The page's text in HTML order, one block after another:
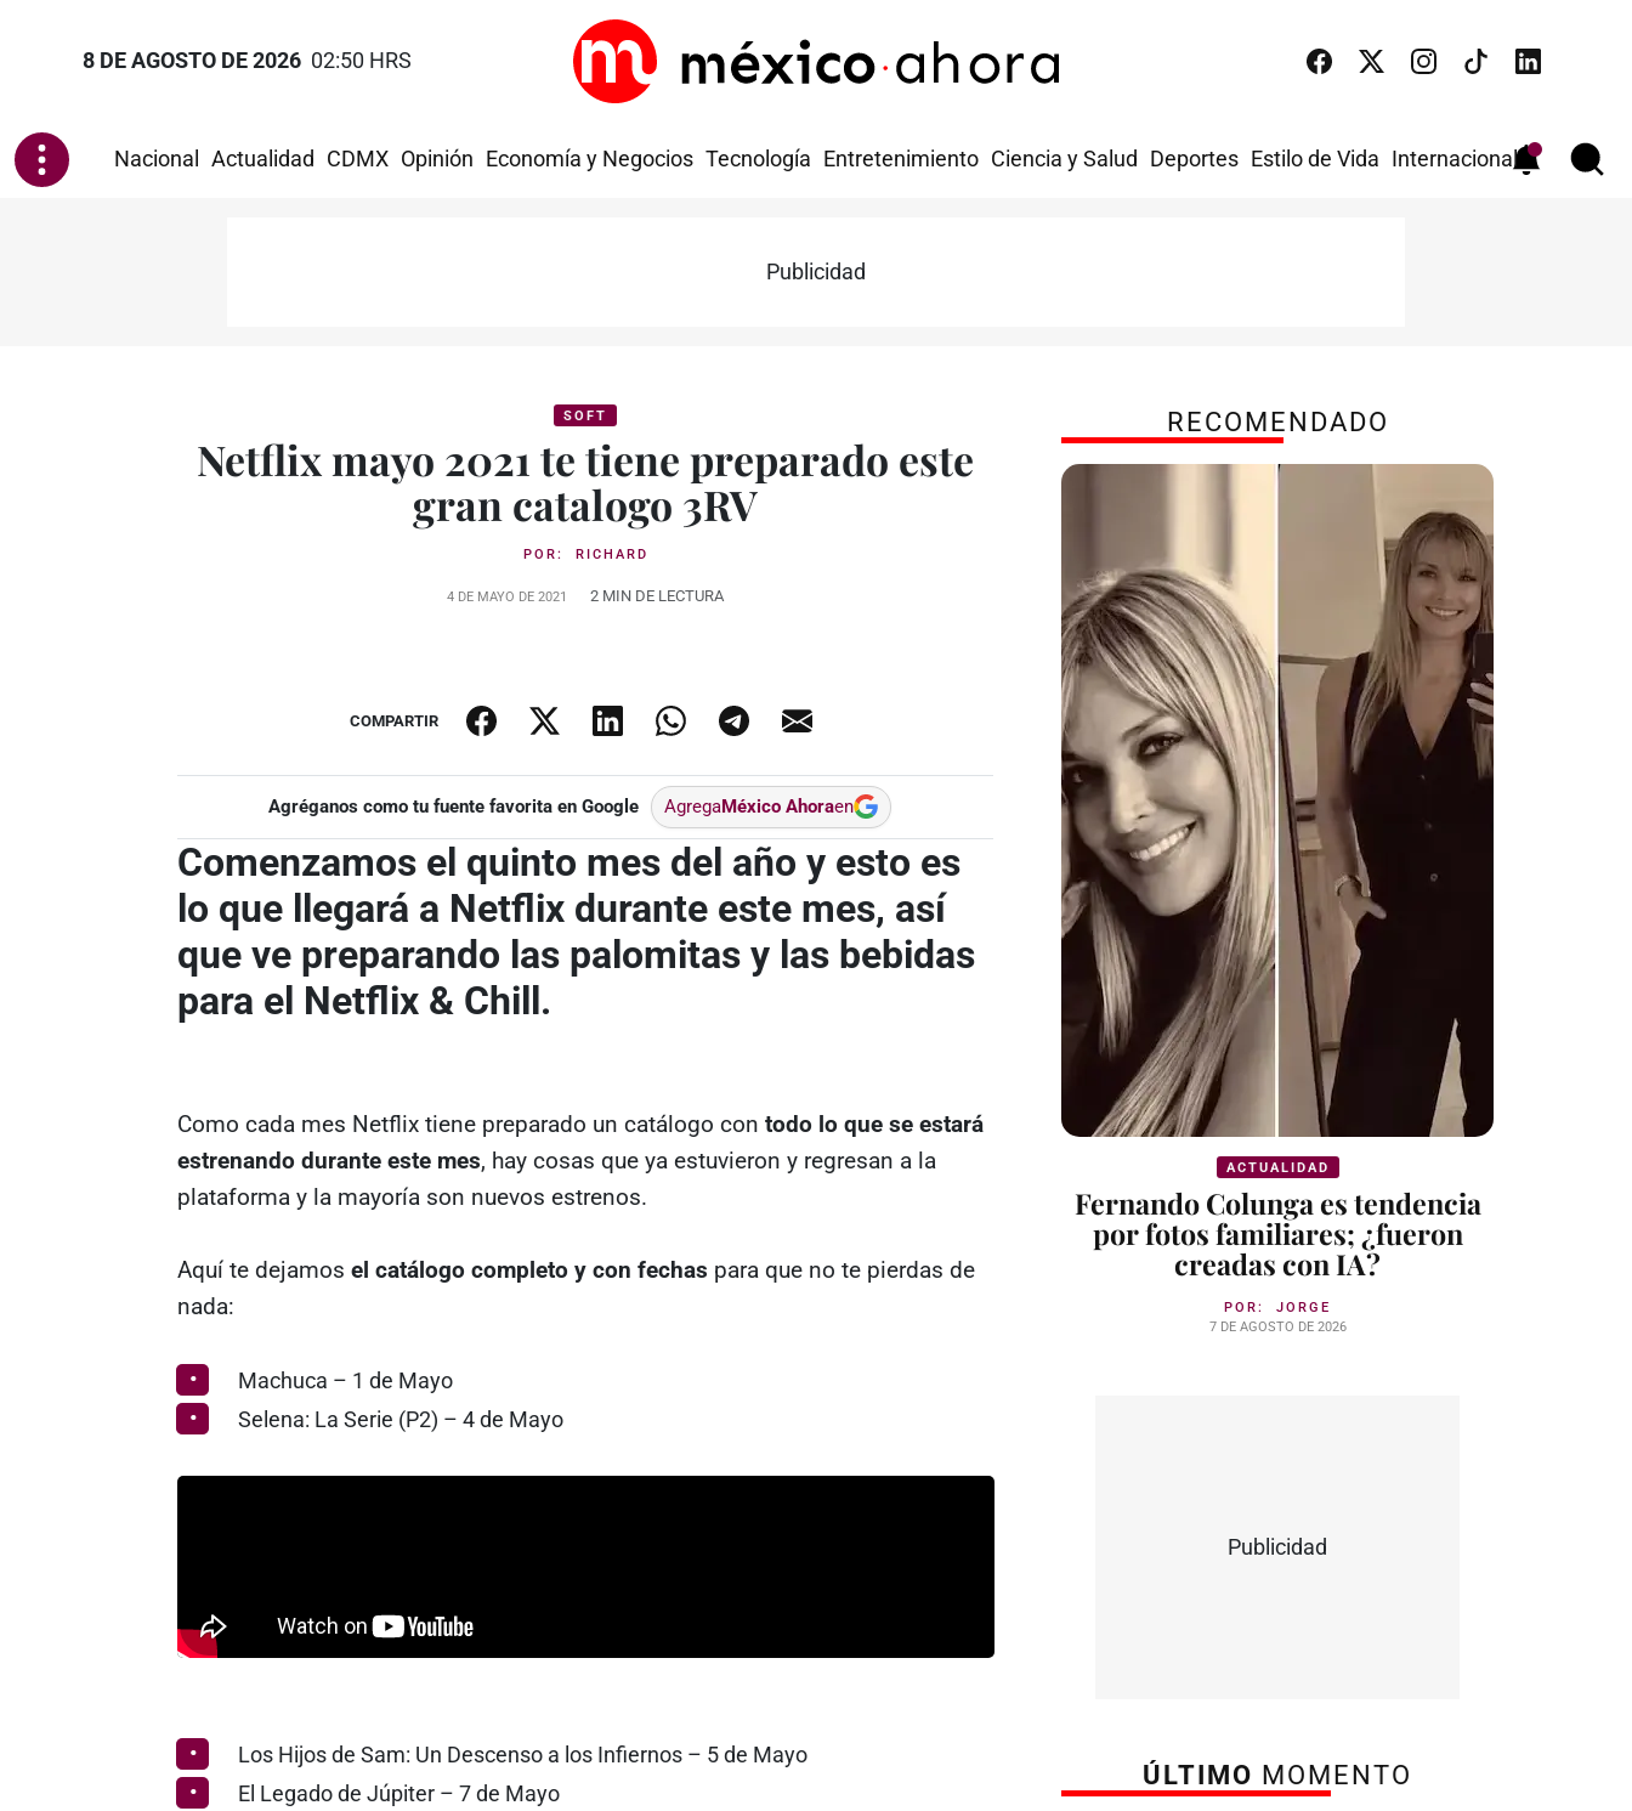
8 DE AGOSTO DE 2026 02:50 HRS
Nacional Actualidad CDMX Opinión Economía y Negocios Tecnología Entretenimiento Ciencia y Salud Deportes Estilo de Vida Internacional
Publicidad
SOFT
Netflix mayo 2021 te tiene preparado este
gran catalogo 3RV
POR: RICHARD
4 DE MAYO DE 2021 2 MIN DE LECTURA
COMPARTIR
Agréganos como tu fuente favorita en Google AgregaMéxico Ahoraen
Comenzamos el quinto mes del año y esto es
lo que llegará a Netflix durante este mes, así
que ve preparando las palomitas y las bebidas
para el Netflix & Chill.
Como cada mes Netflix tiene preparado un catálogo con todo lo que se estará
estrenando durante este mes, hay cosas que ya estuvieron y regresan a la
plataforma y la mayoría son nuevos estrenos.
Aquí te dejamos el catálogo completo y con fechas para que no te pierdas de
nada:
Machuca – 1 de Mayo
Selena: La Serie (P2) – 4 de Mayo
Los Hijos de Sam: Un Descenso a los Infiernos – 5 de Mayo
El Legado de Júpiter – 7 de Mayo
RECOMENDADO
ACTUALIDAD
Fernando Colunga es tendencia
por fotos familiares; ¿fueron
creadas con IA?
POR: JORGE
7 DE AGOSTO DE 2026
Publicidad
ÚLTIMO MOMENTO